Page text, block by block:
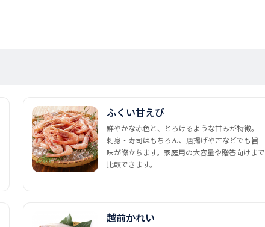
ふくい甘えび
鮮やかな赤色と、とろけるような甘みが特徴。
刺身・寿司はもちろん、唐揚げや丼などでも旨
味が際立ちます。家庭用の大容量や贈答向けまで
比較できます。
越前かれい